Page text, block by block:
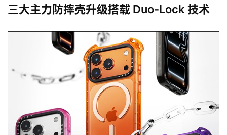
三大主力防摔壳升级搭载 Duo-Lock 技术